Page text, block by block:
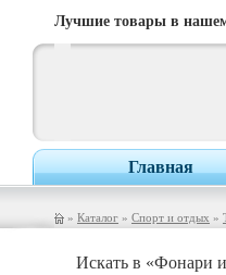
Лучшие товары в
Главная
» Каталог » Спорт и отдых »
Искать в «Фонари